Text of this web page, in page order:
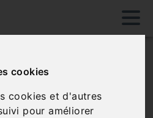
cookies
cookies et d'autres
pour améliorer
de